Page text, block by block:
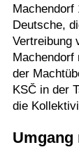
Machendorf
Deutsche,
Vertreibung
Machendorf
der
KSČ in der
die
Umgang